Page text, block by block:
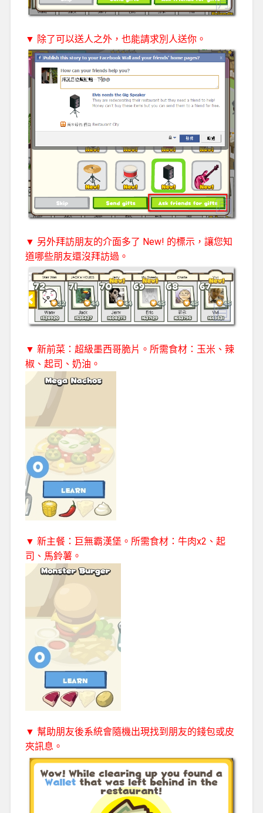
▼ 除了可以送人之外，也能請求別人送你。
▼ 另外拜訪朋友的介面多了 New! 的標示，讓您知
道哪些朋友還沒拜訪過。
▼ 新前菜：超級墨西哥脆片。所需食材：玉米、辣
椒、起司、奶油。
▼ 新主餐：巨無霸漢堡。所需食材：牛肉x2、起
司、馬鈴薯。
▼ 幫助朋友後系統會隨機出現找到朋友的錢包或皮
夾訊息。